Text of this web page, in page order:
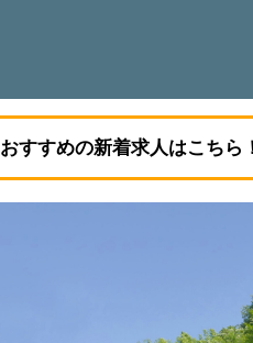
おすすめの新着求人はこちら！